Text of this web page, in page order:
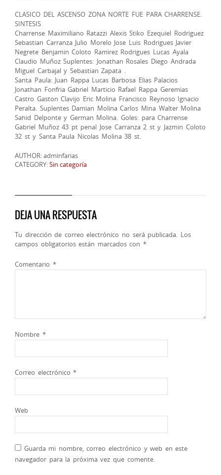
CLASICO DEL ASCENSO ZONA NORTE FUE PARA CHARRENSE.
SINTESIS
Charrense Maximiliano Ratazzi Alexis Stiko Ezequiel Rodriguez
Sebastian Carranza Julio Morelo Jose Luis Rodrigues Javier
Negrete Benjamin Coloto Ramirez Rodrigues Lucas Ayala
Claudio Muñoz Suplentes: Jonathan Rosales Diego Andrada
Miguel Carbajal y Sebastian Zapata .
Santa Paula: Juan Rappa Lucas Barbosa Elias Palacios
Jonathan Fonfria Gabriel Marticio Rafael Rappa Geremias
Castro Gaston Clavijo Eric Molina Francisco Reynoso Ignacio
Peralta. Suplentes Damian Molina Carlos Mina Walter Molina
Sahid Delponte y German Molina. Goles: para Charrense
Gabriel Muñoz 43 pt penal Jose Carranza 2 st y Jazmin Coloto
32 st y Santa Paula Nicolas Molina 38 st.
AUTHOR: adminfarias
CATEGORY:Sin categoría
DEJA UNA RESPUESTA
Tu dirección de correo electrónico no será publicada. Los
campos obligatorios están marcados con *
Comentario *
Nombre *
Correo electrónico*
Web
Guarda mi nombre, correo electrónico y web en este
navegador para la próxima vez que comente.